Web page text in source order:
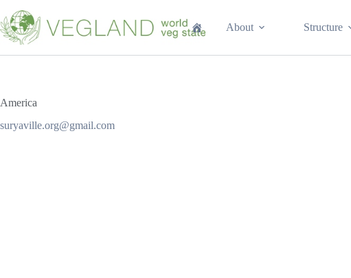
к
сути
About Structure
America
suryaville.org@gmail.com